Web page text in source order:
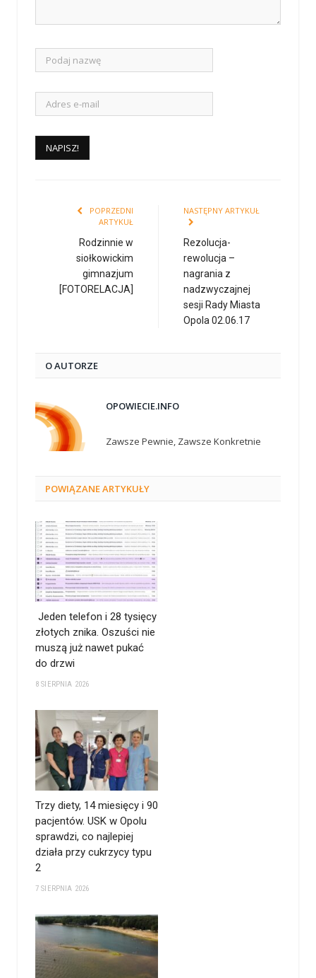
POPRZEDNI
ARTYKUŁ
Rodzinnie w
siołkowickim
gimnazjum
[FOTORELACJA]
NASTĘPNY ARTYKUŁ
Rezolucja-
rewolucja –
nagrania z
nadzwyczajnej
sesji Rady Miasta
Opola 02.06.17
O AUTORZE
OPOWIECIE.INFO
Zawsze Pewnie, Zawsze Konkretnie
POWIĄZANEARTYKUŁY
Jeden telefon i 28 tysięcy
złotych znika. Oszuści nie
muszą już nawet pukać
do drzwi
8 SIERPNIA 2026
Trzy diety, 14 miesięcy i 90
pacjentów. USK w Opolu
sprawdzi, co najlepiej
działa przy cukrzycy typu
2
7 SIERPNIA 2026